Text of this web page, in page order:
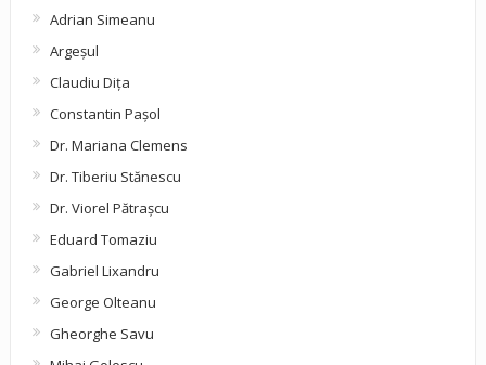
Adrian Simeanu
Argeşul
Claudiu Diţa
Constantin Pașol
Dr. Mariana Clemens
Dr. Tiberiu Stănescu
Dr. Viorel Pătraşcu
Eduard Tomaziu
Gabriel Lixandru
George Olteanu
Gheorghe Savu